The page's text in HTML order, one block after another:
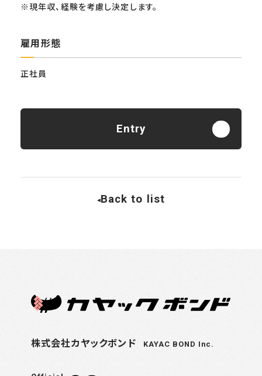
※現年収、経験を考慮し決定します。
雇用形態
正社員
Entry
Back to list
株式会社カヤックボンド KAYAC BOND Inc.